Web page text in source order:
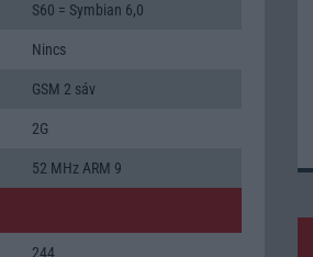
S60 = Symbian 6,0
Nincs
GSM 2 sáv
2G
52 MHz ARM 9
244